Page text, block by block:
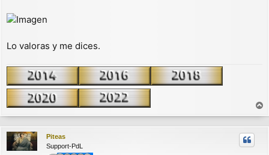
Lo valoras y me dices.
r
r
Piteas
Support-PdL